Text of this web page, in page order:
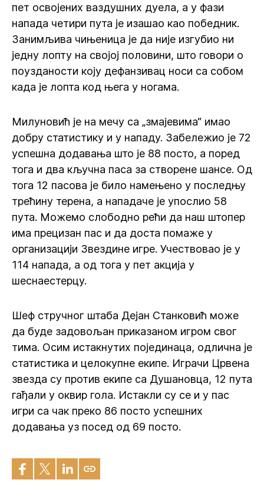
пет освојених ваздушних дуела, а у фази
напада четири пута је изашао као победник.
Занимљива чињеница је да није изгубио ни
једну лопту на својој половини, што говори о
поузданости коју дефанзивац носи са собом
када је лопта код њега у ногама.
Милуновић је на мечу са „змајевима“ имао
добру статистику и у нападу. Забележио је 72
успешна додавања што је 88 посто, а поред
тога и два кључна паса за створене шансе. Од
тога 12 пасова је било намењено у последњу
трећину терена, а нападаче је упослио 58
пута. Можемо слободно рећи да наш штопер
има прецизан пас и да доста помаже у
организацији Звездине игре. Учествовао је у
114 напада, а од тога у пет акција у
шеснаестерцу.
Шеф стручног штаба Дејан Станковић може
да буде задовољан приказаном игром свог
тима. Осим истакнутих појединаца, одлична је
статистика и целокупне екипе. Играчи Црвена
звезда су против екипе са Душановца, 12 пута
гађали у оквир гола. Истакли су се и у пас
игри са чак преко 86 посто успешних
додавања уз посед од 69 посто.